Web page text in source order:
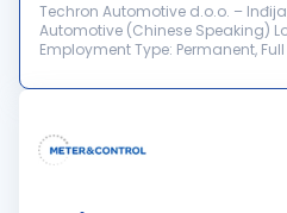
Techron Automotive d.o.o. –
Automotive (Chinese Speaking)
Employment Type: Permanent,
About Us Techron Autom...